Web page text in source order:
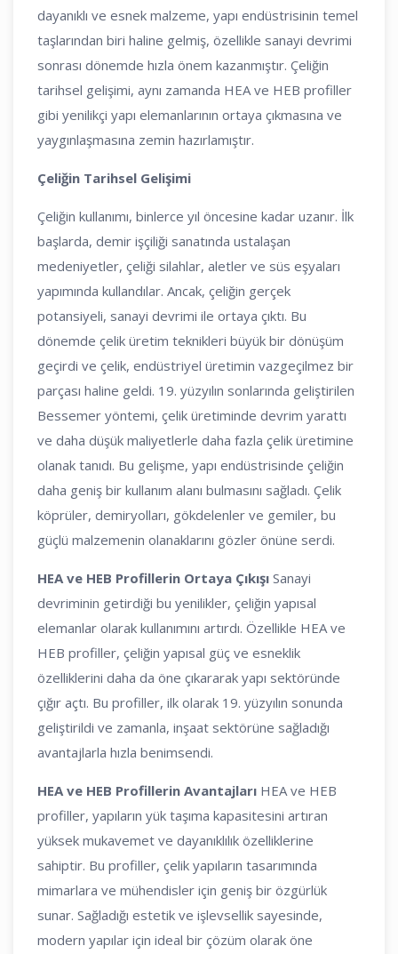
dayanıklı ve esnek malzeme, yapı endüstrisinin temel
taşlarından biri haline gelmiş, özellikle sanayi devrimi
sonrası dönemde hızla önem kazanmıştır. Çeliğin
tarihsel gelişimi, aynı zamanda HEA ve HEB profiller
gibi yenilikçi yapı elemanlarının ortaya çıkmasına ve
yaygınlaşmasına zemin hazırlamıştır.
Çeliğin Tarihsel Gelişimi
Çeliğin kullanımı, binlerce yıl öncesine kadar uzanır. İlk
başlarda, demir işçiliği sanatında ustalaşan
medeniyetler, çeliği silahlar, aletler ve süs eşyaları
yapımında kullandılar. Ancak, çeliğin gerçek
potansiyeli, sanayi devrimi ile ortaya çıktı. Bu
dönemde çelik üretim teknikleri büyük bir dönüşüm
geçirdi ve çelik, endüstriyel üretimin vazgeçilmez bir
parçası haline geldi. 19. yüzyılın sonlarında geliştirilen
Bessemer yöntemi, çelik üretiminde devrim yarattı
ve daha düşük maliyetlerle daha fazla çelik üretimine
olanak tanıdı. Bu gelişme, yapı endüstrisinde çeliğin
daha geniş bir kullanım alanı bulmasını sağladı. Çelik
köprüler, demiryolları, gökdelenler ve gemiler, bu
güçlü malzemenin olanaklarını gözler önüne serdi.
HEA ve HEB Profillerin Ortaya Çıkışı Sanayi
devriminin getirdiği bu yenilikler, çeliğin yapısal
elemanlar olarak kullanımını artırdı. Özellikle HEA ve
HEB profiller, çeliğin yapısal güç ve esneklik
özelliklerini daha da öne çıkararak yapı sektöründe
çığır açtı. Bu profiller, ilk olarak 19. yüzyılın sonunda
geliştirildi ve zamanla, inşaat sektörüne sağladığı
avantajlarla hızla benimsendi.
HEA ve HEB Profillerin Avantajları HEA ve HEB
profiller, yapıların yük taşıma kapasitesini artıran
yüksek mukavemet ve dayanıklılık özelliklerine
sahiptir. Bu profiller, çelik yapıların tasarımında
mimarlara ve mühendisler için geniş bir özgürlük
sunar. Sağladığı estetik ve işlevsellik sayesinde,
modern yapılar için ideal bir çözüm olarak öne